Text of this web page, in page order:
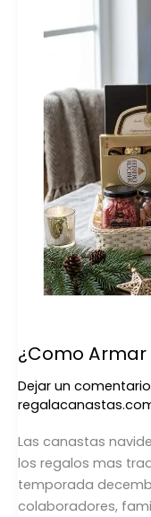
¿Como
Dejar un comentario
Las canastas
los regalos mas
temporada
colaboradores,
Canasta